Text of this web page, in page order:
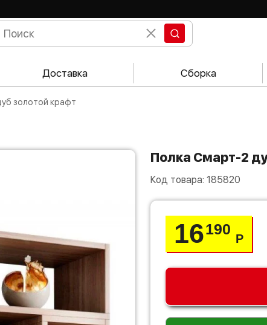
Доставка Сборка
золотой крафт
Полка Смарт-2
Код товара: 185820
16190
Р